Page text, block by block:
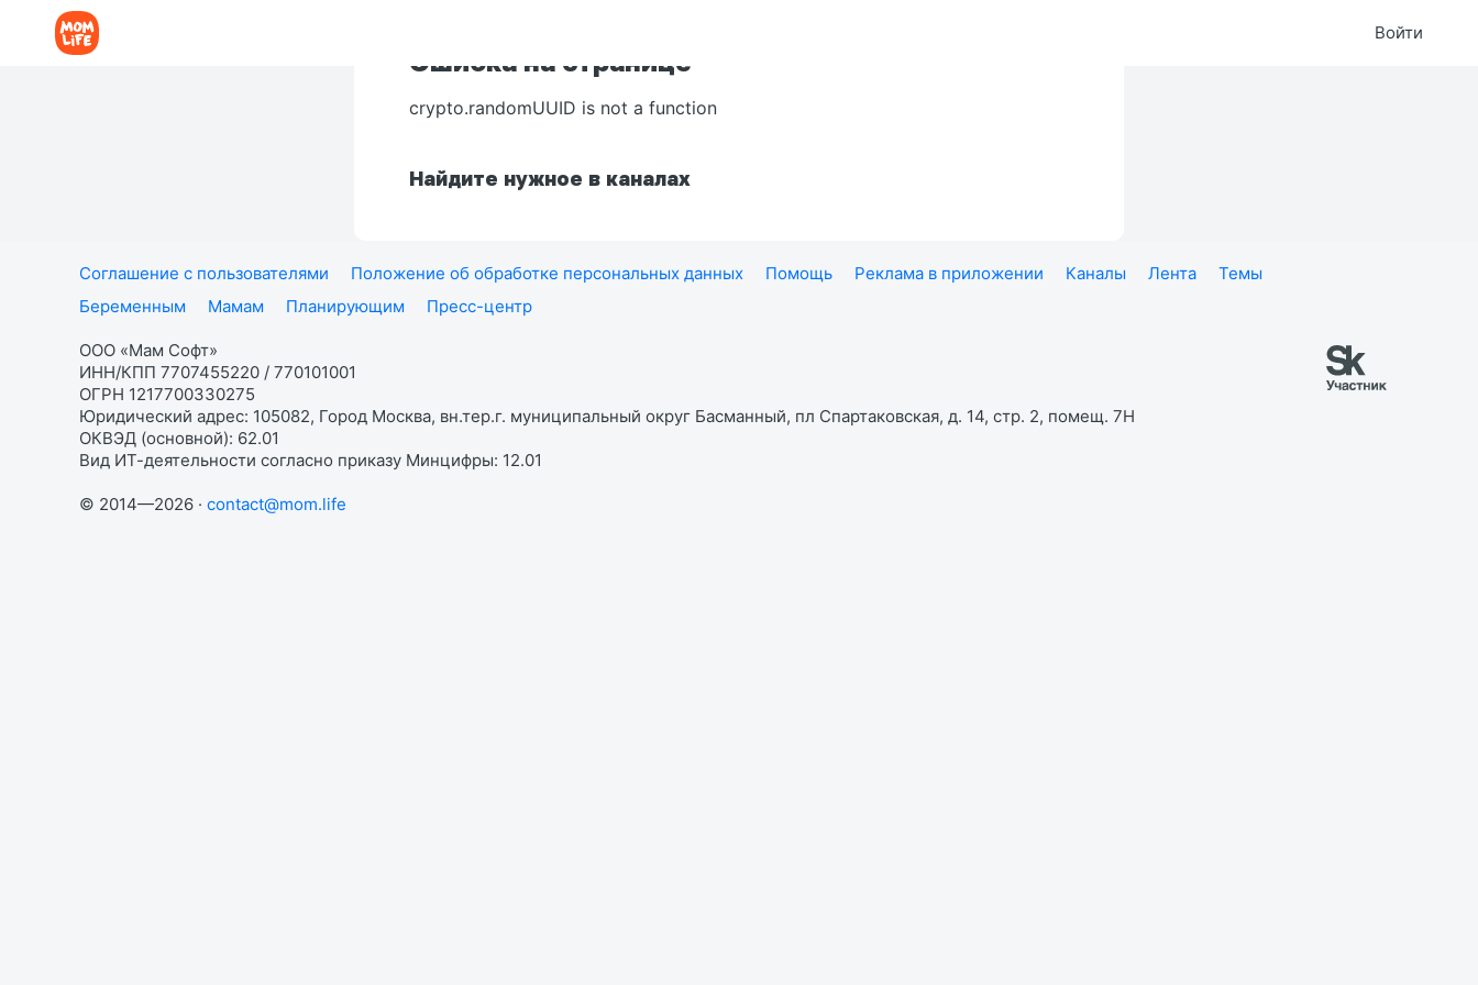
Войти
Ошибка на странице
crypto.randomUUID is not a function
Найдите нужное в каналах
Соглашение с пользователями Положение об обработке персональных данных Помощь Реклама в приложении Каналы Лента
Темы
Беременным
Мамам Планирующим Пресс-центр
ООО «Мам Софт»
ИНН/КПП 7707455220 / 770101001
ОГРН 1217700330275
Юридический адрес: 105082, Город Москва, вн.тер.г. муниципальный округ Басманный, пл Спартаковская, д. 14, стр. 2, помещ. 7Н
ОКВЭД (основной): 62.01
Вид ИТ-деятельности согласно приказу Минцифры: 12.01
© 2014—2026 · contact@mom.life